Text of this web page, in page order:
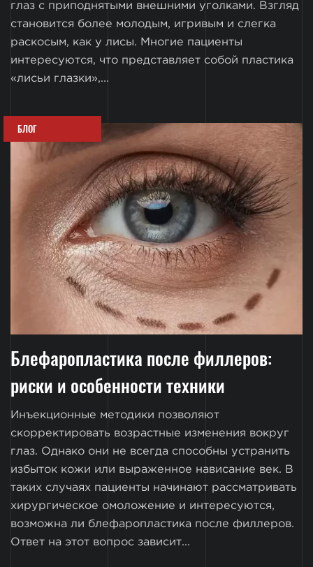
глаз с приподнятыми внешними уголками. Взгляд
становится более молодым, игривым и слегка
раскосым, как у лисы. Многие пациенты
интересуются, что представляет собой пластика
«лисьи глазки»,...
БЛОГ
Блефаропластика после филлеров:
риски и особенности техники
Инъекционные методики позволяют
скорректировать возрастные изменения вокруг
глаз. Однако они не всегда способны устранить
избыток кожи или выраженное нависание век. В
таких случаях пациенты начинают рассматривать
хирургическое омоложение и интересуются,
возможна ли блефаропластика после филлеров.
Ответ на этот вопрос зависит...